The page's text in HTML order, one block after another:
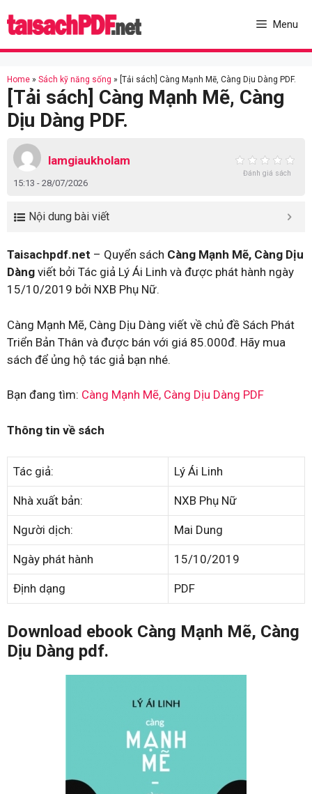
to
Menu
Home » Sách kỹ năng sống » [Tải sách] Càng Mạnh Mẽ, Càng Dịu Dàng PDF.
[Tải sách] Càng Mạnh Mẽ, Càng
Dịu Dàng PDF.
lamgiaukholam
15:13 - 28/07/2026
Đánh giá sách
Nội dung bài viết
Taisachpdf.net – Quyển sách Càng Mạnh Mẽ, Càng Dịu
Dàng viết bởi Tác giả Lý Ái Linh và được phát hành ngày
15/10/2019 bởi NXB Phụ Nữ.
Càng Mạnh Mẽ, Càng Dịu Dàng viết về chủ đề Sách Phát
Triển Bản Thân và được bán với giá 85.000đ. Hãy mua
sách để ủng hộ tác giả bạn nhé.
Bạn đang tìm: Càng Mạnh Mẽ, Càng Dịu Dàng PDF
Thông tin về sách
Tác giả: Lý Ái Linh
Nhà xuất bản: NXB Phụ Nữ
Người dịch: Mai Dung
Ngày phát hành 15/10/2019
Định dạng PDF
Download ebook Càng Mạnh Mẽ, Càng
Dịu Dàng pdf.